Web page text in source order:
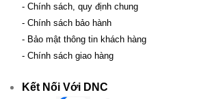
- Chính sách, quy định chung
- Chính sách bảo hành
- Bảo mật thông tin khách hàng
- Chính sách giao hàng
Kết Nối Với DNC